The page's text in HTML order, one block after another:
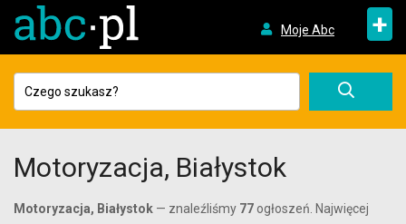
Moje Abc +
Motoryzacja, Białystok
Motoryzacja, Białystok — znaleźliśmy 77 ogłoszeń. Najwięcej